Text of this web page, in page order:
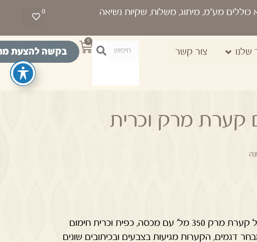
0
שלנו צור קשר
0
בקשה להצעת
קערת מרק וכרית
כפית וכרית חימום